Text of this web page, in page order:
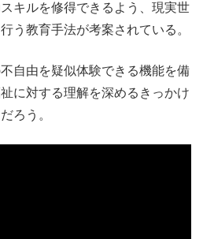
キルを修得できるよう、現実世
う教育手法が考案されている。
自由を疑似体験できる機能を備
に対する理解を深めるきっかけ
ろう。